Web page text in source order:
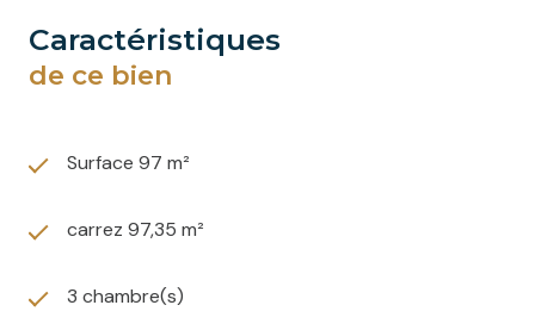
caractéristiques
de ce bien
Surface 97 m²
carrez 97,35 m²
3 chambre(s)